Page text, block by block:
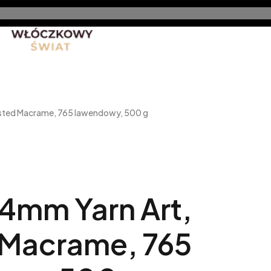
Promocje Nowe produkty
Macrame, 765 lawendowy, 500 g
Yarn Art,
765